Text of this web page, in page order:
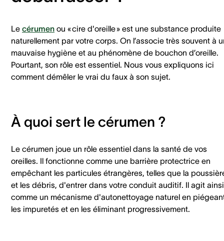
Le cérumen ou « cire d'oreille » est une substance produite
naturellement par votre corps. On l’associe très souvent à
mauvaise hygiène et au phénomène de bouchon d’oreille.
Pourtant, son rôle est essentiel. Nous vous expliquons ici
comment démêler le vrai du faux à son sujet.
À quoi sert le cérumen ?
Le cérumen joue un rôle essentiel dans la santé de vos
oreilles. Il fonctionne comme une barrière protectrice en
empêchant les particules étrangères, telles que la
et les débris, d'entrer dans votre conduit auditif. Il agit ainsi
comme un mécanisme d'autonettoyage naturel en
les impuretés et en les éliminant progressivement.